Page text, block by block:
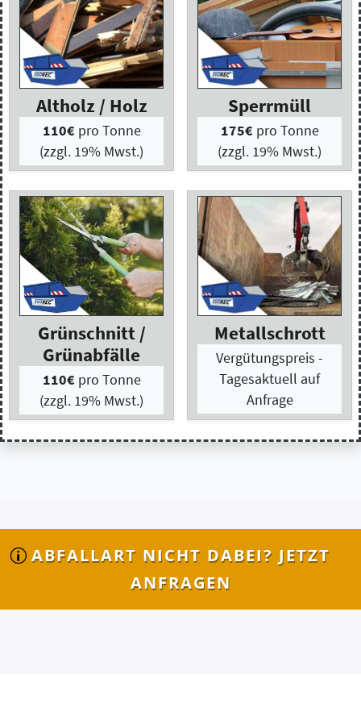
ABFALLART NICHT DABEI? JETZT
ANFRAGEN